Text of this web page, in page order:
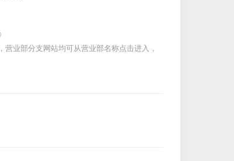
业部分支网站均可从营业部名称点击进入，